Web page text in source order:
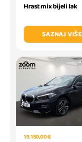
Hrast mix bijeli lak
SAZNAJ VIŠE
19.150,00 €